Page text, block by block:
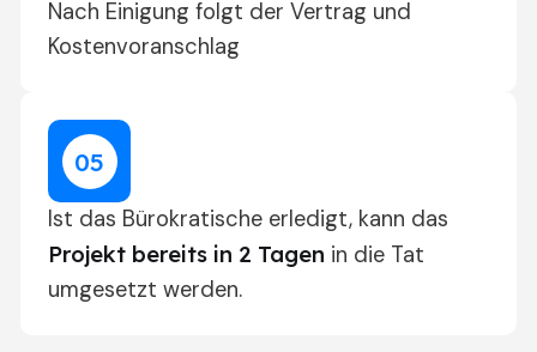
Nach Einigung folgt der Vertrag und
Kostenvoranschlag
05
Ist das Bürokratische erledigt, kann das
Projekt bereits in 2 Tagen in die Tat
umgesetzt werden.